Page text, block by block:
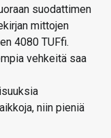
suodattimen
mittojen
4080 TUFfi.
vehkeitä saa
niin pieniä